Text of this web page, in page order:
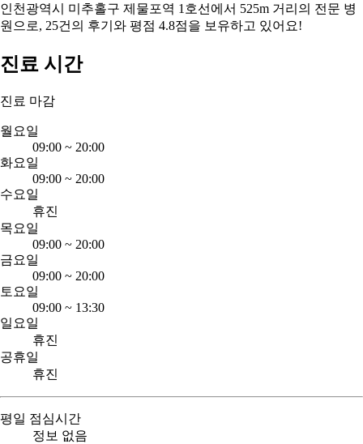
인천광역시 미추홀구 제물포역 1호선에서 525m 거리의 전문 병
원으로, 25건의 후기와 평점 4.8점을 보유하고 있어요!
진료 시간
진료 마감
월요일
09:00 ~ 20:00
화요일
09:00 ~ 20:00
수요일
휴진
목요일
09:00 ~ 20:00
금요일
09:00 ~ 20:00
토요일
09:00 ~ 13:30
일요일
휴진
공휴일
휴진
평일 점심시간
정보 없음